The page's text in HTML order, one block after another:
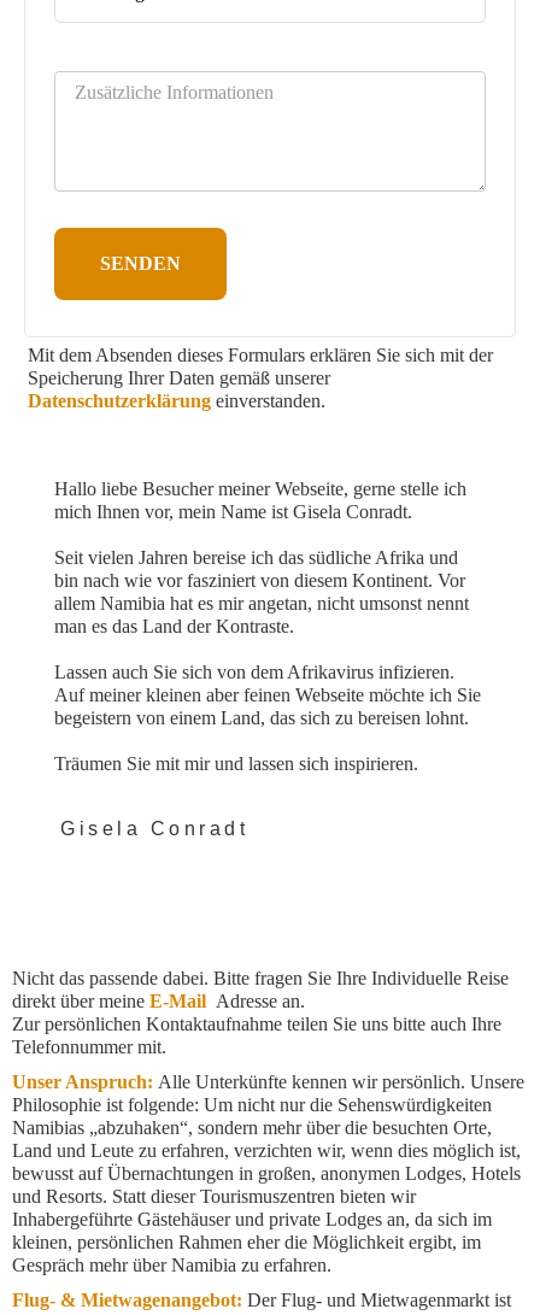
SENDEN
Mit dem Absenden dieses Formulars erklären Sie sich mit der
Speicherung Ihrer Daten gemäß unserer
Datenschutzerklärung einverstanden.
Hallo liebe Besucher meiner Webseite, gerne stelle ich
mich Ihnen vor, mein Name ist Gisela Conradt.
Seit vielen Jahren bereise ich das südliche Afrika und
bin nach wie vor fasziniert von diesem Kontinent. Vor
allem Namibia hat es mir angetan, nicht umsonst nennt
man es das Land der Kontraste.
Lassen auch Sie sich von dem Afrikavirus infizieren.
Auf meiner kleinen aber feinen Webseite möchte ich Sie
begeistern von einem Land, das sich zu bereisen lohnt.
Träumen Sie mit mir und lassen sich inspirieren.
Gisela Conradt
Nicht das passende dabei. Bitte fragen Sie Ihre Individuelle Reise
direkt über meine E-Mail Adresse an.
Zur persönlichen Kontaktaufnahme teilen Sie uns bitte auch Ihre
Telefonnummer mit.
Unser Anspruch: Alle Unterkünfte kennen wir persönlich. Unsere
Philosophie ist folgende: Um nicht nur die Sehenswürdigkeiten
Namibias „abzuhaken“, sondern mehr über die besuchten Orte,
Land und Leute zu erfahren, verzichten wir, wenn dies möglich ist,
bewusst auf Übernachtungen in großen, anonymen Lodges, Hotels
und Resorts. Statt dieser Tourismuszentren bieten wir
Inhabergeführte Gästehäuser und private Lodges an, da sich im
kleinen, persönlichen Rahmen eher die Möglichkeit ergibt, im
Gespräch mehr über Namibia zu erfahren.
Flug- & Mietwagenangebot: Der Flug- und Mietwagenmarkt ist